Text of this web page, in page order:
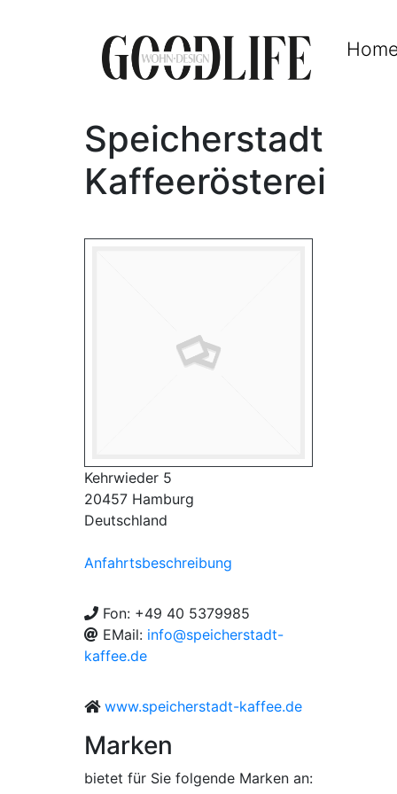
Speicherstadt
Kaffeerösterei
Kehrwieder 5
20457 Hamburg
Deutschland
Anfahrtsbeschreibung
Fon: +49 40 5379985
EMail: info@speicherstadt-
kaffee.de
www.speicherstadt-kaffee.de
Marken
bietet für Sie folgende Marken an: